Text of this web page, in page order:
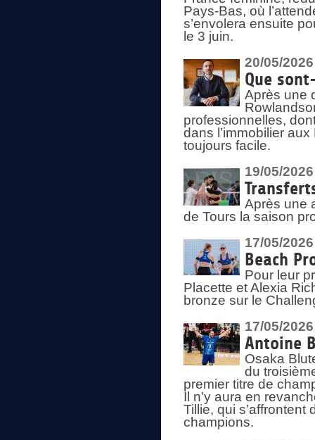
Pays-Bas, où
s’envolera ensuite
le 3 juin.
20/05/2026
Que
Après une
professionnelles,
dans l’immobilier
toujours facile.
19/05/2026
Après une
de Tours la saison
17/05/2026
Beach
Pour leur
Placette et Alexia
bronze sur le
17/05/2026
Antoine
Osaka
du
premier titre de
Il n’y aura en
Tillie, qui
champions.